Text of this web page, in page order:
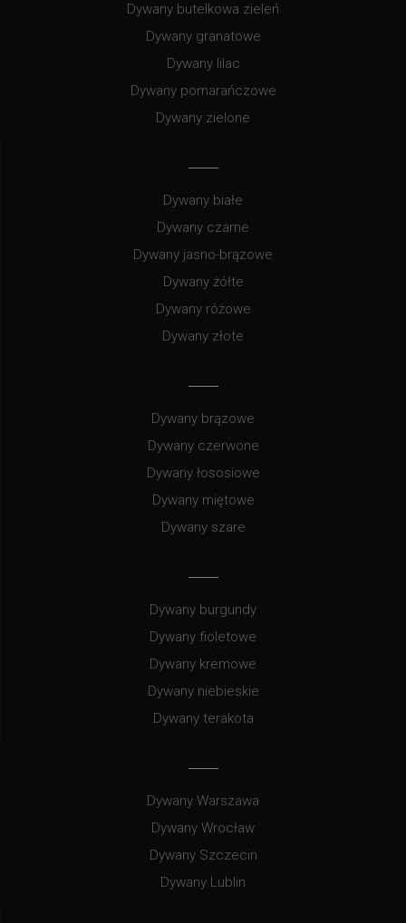
Dywany butelkowa zieleń
Dywany granatowe
Dywany lilac
Dywany pomarańczowe
Dywany zielone
Dywany białe
Dywany czarne
Dywany jasno-brązowe
Dywany żółte
Dywany różowe
Dywany złote
Dywany brązowe
Dywany czerwone
Dywany łososiowe
Dywany miętowe
Dywany szare
Dywany burgundy
Dywany fioletowe
Dywany kremowe
Dywany niebieskie
Dywany terakota
Dywany Warszawa
Dywany Wrocław
Dywany Szczecin
Dywany Lublin